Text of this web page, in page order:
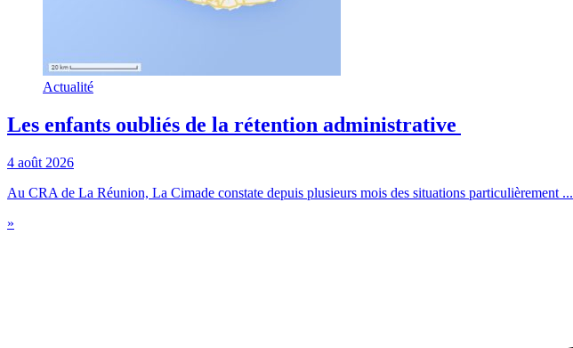
Actualité
Les enfants oubliés de la rétention administrative
4 août 2026
Au CRA de La Réunion, La Cimade constate depuis plusieurs mois des situations particulièrement ...
»